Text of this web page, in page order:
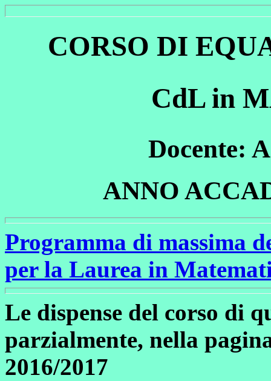
CORSO DI
CdL in
Docente:
ANNO
Programma di massima
per la Laurea in
Le dispense del corso di
parzialmente, nella
2016/2017